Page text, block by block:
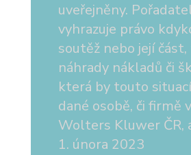
uveřejněny.
vyhrazuje právo
soutěž nebo její
náhrady nákladů či
která by touto
dané osobě, či firmě
Wolters Kluwer ČR,
1. února 2023